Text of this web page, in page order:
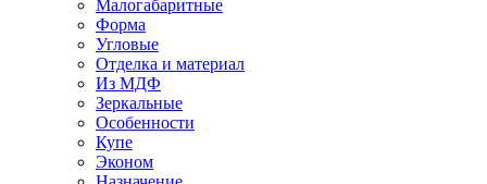
Малогабаритные
Форма
Угловые
Отделка и материал
Из МДФ
Зеркальные
Особенности
Купе
Эконом